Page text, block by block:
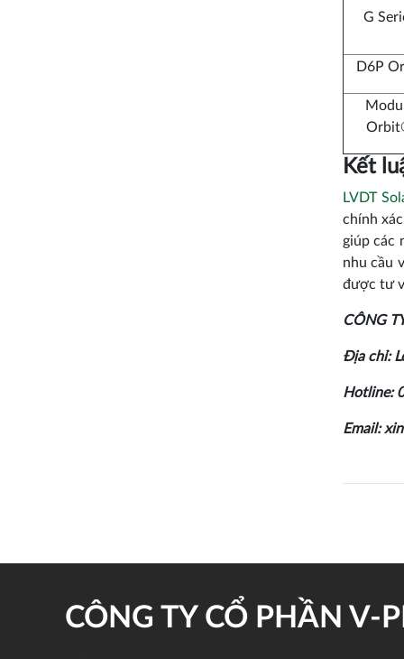
G
D6P
Kết
LVDT
chính
giúp các
nhu cầu
được tư
CÔNG
Địa chỉ:
Hotline:
Email:
CÔNG TY CỔ PHẦN V-